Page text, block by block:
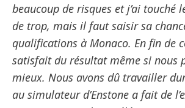
beaucoup de risques et j’ai touché
de trop, mais il faut saisir sa
qualifications à Monaco. En fin de
satisfait du résultat même si nous
mieux. Nous avons dû travailler
au simulateur d’Enstone a fait de